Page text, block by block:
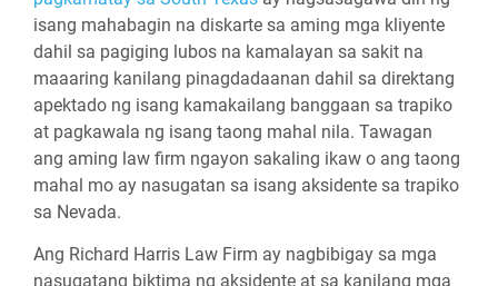
isang mahabagin na diskarte sa aming mga kliyente
dahil sa pagiging lubos na kamalayan sa sakit na
maaaring kanilang pinagdadaanan dahil sa direktang
apektado ng isang kamakailang banggaan sa trapiko
at pagkawala ng isang taong mahal nila. Tawagan
ang aming law firm ngayon sakaling ikaw o ang taong
mahal mo ay nasugatan sa isang aksidente sa trapiko
sa Nevada.
Ang Richard Harris Law Firm ay nagbibigay sa mga
nasugatang biktima ng aksidente at sa kanilang mga